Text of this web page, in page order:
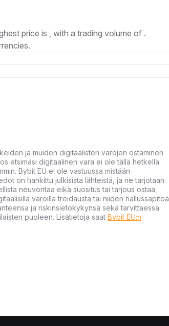
price is , with a trading volume of .
ja muiden digitaalisten varojen ostaminen
etsimäsi digitaalinen vara ei ole tällä hetkellä
Bybit EU ei ole vastuussa mistään
on hankittu julkisista lähteistä, ja ne tarjotaan
neuvontaa eikä suositus tai tarjous ostaa,
varoilla treidausta tai niiden hallussapitoa
ja riskinsietokykynsä sekä tarvittaessa
puoleen. Lisätietoja saat Bybit EU:n